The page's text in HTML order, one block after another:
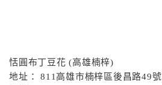
恬圓布丁豆花 (高雄楠梓)
地址： 811高雄市楠梓區後昌路49號